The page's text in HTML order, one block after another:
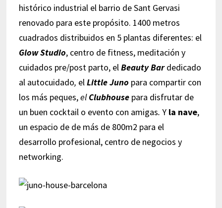
histórico industrial el barrio de Sant Gervasi
renovado para este propósito. 1400 metros
cuadrados distribuidos en 5 plantas diferentes: el
Glow Studio, centro de fitness, meditación y
cuidados pre/post parto, elBeauty Bar dedicado
al autocuidado, elLittle Juno para compartir con
los más peques,elClubhouse para disfrutar de
un buen cocktail o evento con amigas. Y la nave,
un espacio de de más de 800m2 para el
desarrollo profesional, centro de negocios y
networking.